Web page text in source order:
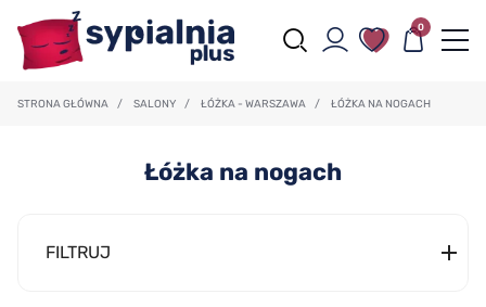
0
STRONA GŁÓWNA / SALONY / ŁÓŻKA - WARSZAWA / ŁÓŻKA NA NOGACH
Łóżka na nogach
FILTRUJ